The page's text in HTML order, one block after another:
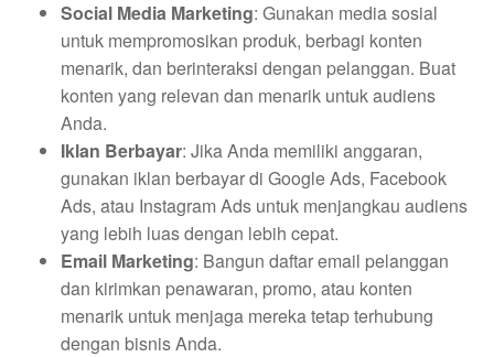
Social Media Marketing: Gunakan media sosial
untuk mempromosikan produk, berbagi konten
menarik, dan berinteraksi dengan pelanggan. Buat
konten yang relevan dan menarik untuk audiens
Anda.
Iklan Berbayar: Jika Anda memiliki anggaran,
gunakan iklan berbayar di Google Ads, Facebook
Ads, atau Instagram Ads untuk menjangkau audiens
yang lebih luas dengan lebih cepat.
Email Marketing: Bangun daftar email pelanggan
dan kirimkan penawaran, promo, atau konten
menarik untuk menjaga mereka tetap terhubung
dengan bisnis Anda.